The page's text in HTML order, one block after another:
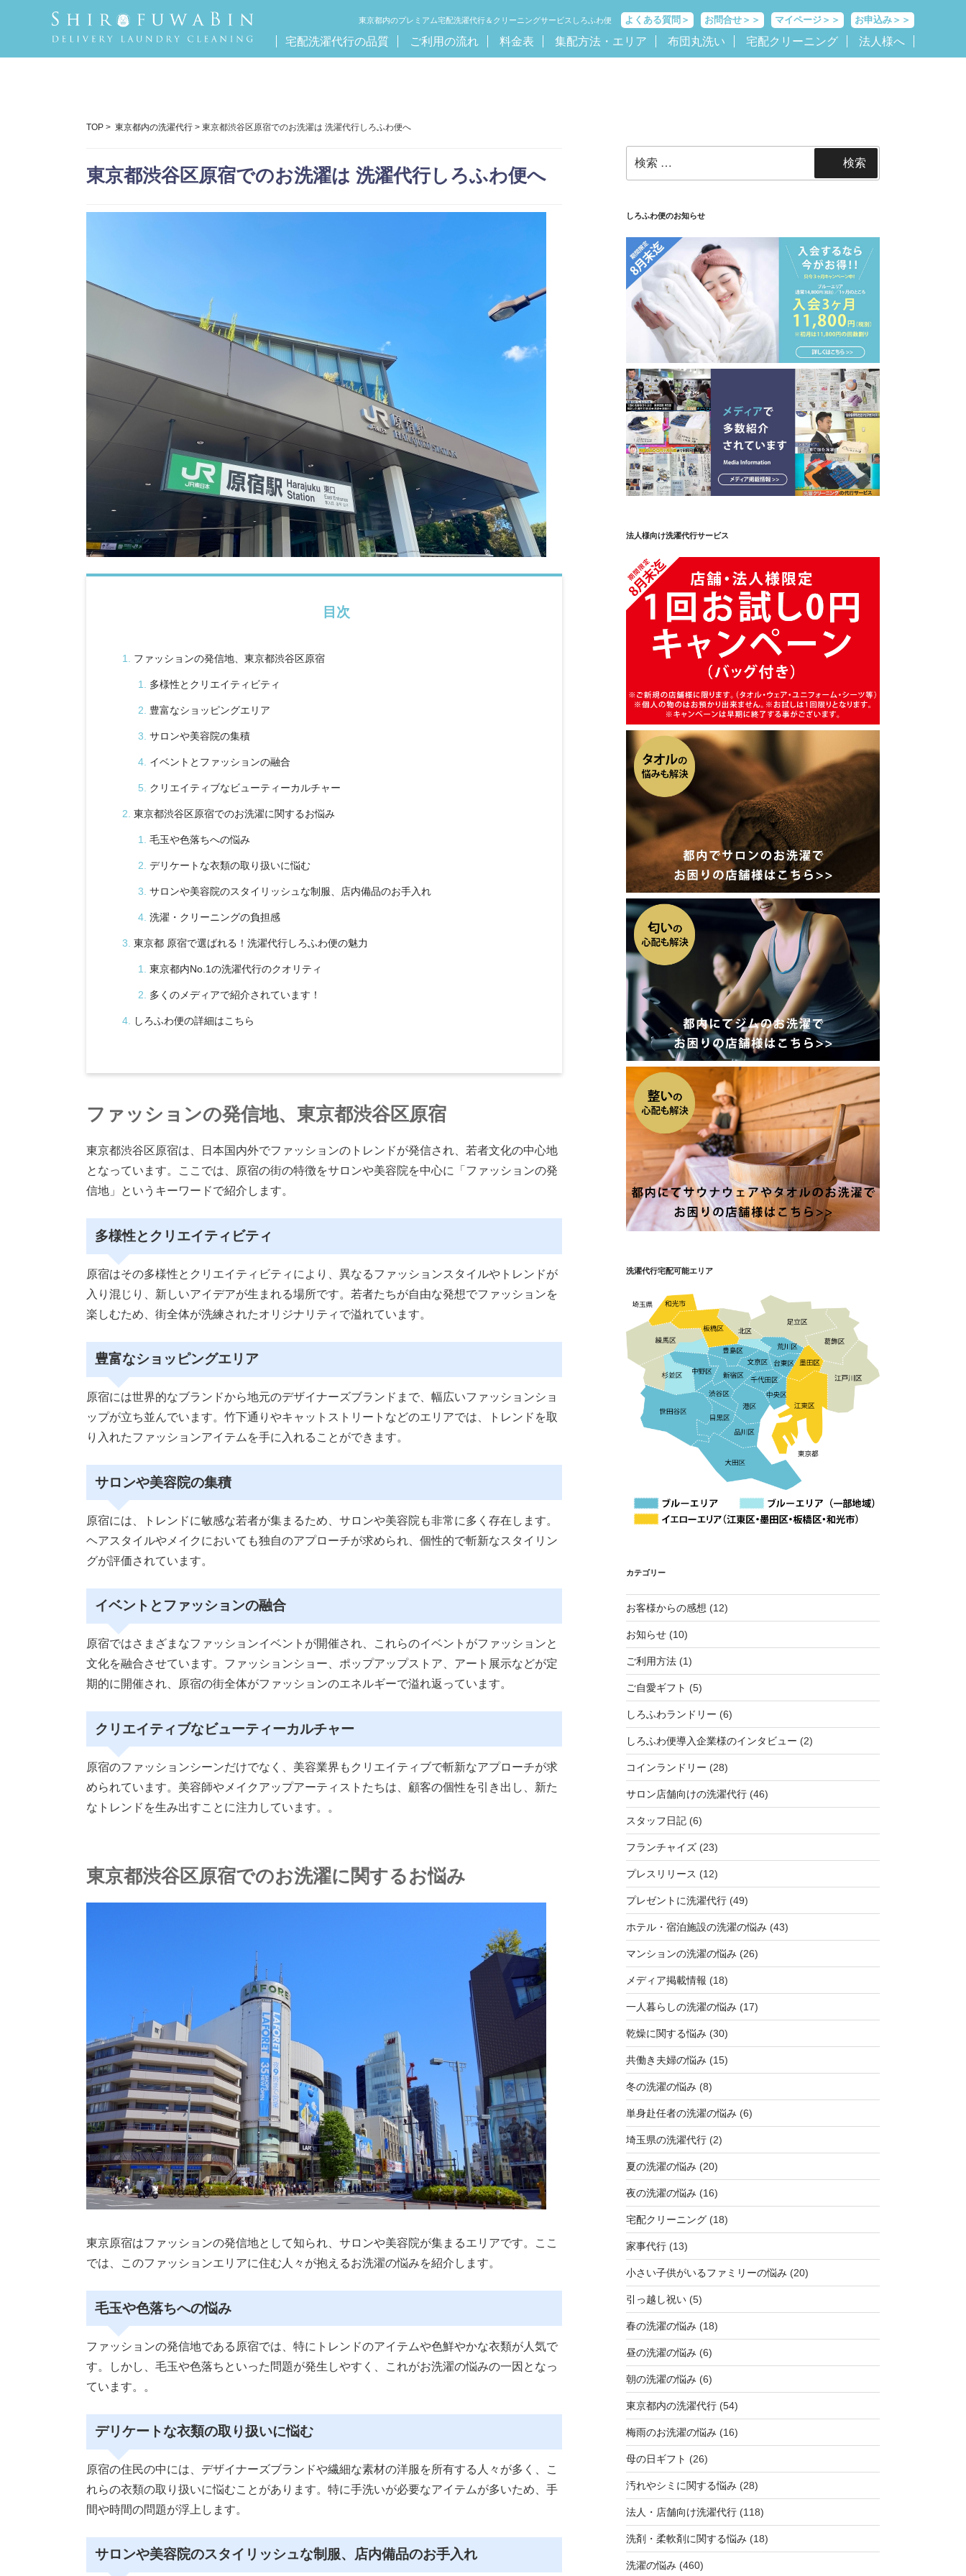
東京都内のプレミアム宅配洗濯代行＆クリーニングサービスしろふわ便 よくある質問＞ お問合せ＞＞ マイページ＞＞ お申込み＞＞
宅配洗濯代行の品質 ご利用の流れ 料金表 集配方法・エリア 布団丸洗い 宅配クリーニング 法人様へ
TOP > 東京都内の洗濯代行 > 東京都渋谷区原宿でのお洗濯は 洗濯代行しろふわ便へ
東京都渋谷区原宿でのお洗濯は 洗濯代行しろふわ便へ
目次
ファッションの発信地、東京都渋谷区原宿
多様性とクリエイティビティ
豊富なショッピングエリア
サロンや美容院の集積
イベントとファッションの融合
クリエイティブなビューティーカルチャー
東京都渋谷区原宿でのお洗濯に関するお悩み
毛玉や色落ちへの悩み
デリケートな衣類の取り扱いに悩む
サロンや美容院のスタイリッシュな制服、店内備品のお手入れ
洗濯・クリーニングの負担感
東京都 原宿で選ばれる！洗濯代行しろふわ便の魅力
東京都内No.1の洗濯代行のクオリティ
多くのメディアで紹介されています！
しろふわ便の詳細はこちら
ファッションの発信地、東京都渋谷区原宿
東京都渋谷区原宿は、日本国内外でファッションのトレンドが発信され、若者文化の中心地
となっています。ここでは、原宿の街の特徴をサロンや美容院を中心に「ファッションの発
信地」というキーワードで紹介します。
多様性とクリエイティビティ
原宿はその多様性とクリエイティビティにより、異なるファッションスタイルやトレンドが
入り混じり、新しいアイデアが生まれる場所です。若者たちが自由な発想でファッションを
楽しむため、街全体が洗練されたオリジナリティで溢れています。
豊富なショッピングエリア
原宿には世界的なブランドから地元のデザイナーズブランドまで、幅広いファッションショ
ップが立ち並んでいます。竹下通りやキャットストリートなどのエリアでは、トレンドを取
り入れたファッションアイテムを手に入れることができます。
サロンや美容院の集積
原宿には、トレンドに敏感な若者が集まるため、サロンや美容院も非常に多く存在します。
ヘアスタイルやメイクにおいても独自のアプローチが求められ、個性的で斬新なスタイリン
グが評価されています。
イベントとファッションの融合
原宿ではさまざまなファッションイベントが開催され、これらのイベントがファッションと
文化を融合させています。ファッションショー、ポップアップストア、アート展示などが定
期的に開催され、原宿の街全体がファッションのエネルギーで溢れ返っています。
クリエイティブなビューティーカルチャー
原宿のファッションシーンだけでなく、美容業界もクリエイティブで斬新なアプローチが求
められています。美容師やメイクアップアーティストたちは、顧客の個性を引き出し、新た
なトレンドを生み出すことに注力しています。。
東京都渋谷区原宿でのお洗濯に関するお悩み
東京原宿はファッションの発信地として知られ、サロンや美容院が集まるエリアです。ここ
では、このファッションエリアに住む人々が抱えるお洗濯の悩みを紹介します。
毛玉や色落ちへの悩み
ファッションの発信地である原宿では、特にトレンドのアイテムや色鮮やかな衣類が人気で
す。しかし、毛玉や色落ちといった問題が発生しやすく、これがお洗濯の悩みの一因となっ
ています。。
デリケートな衣類の取り扱いに悩む
原宿の住民の中には、デザイナーズブランドや繊細な素材の洋服を所有する人々が多く、こ
れらの衣類の取り扱いに悩むことがあります。特に手洗いが必要なアイテムが多いため、手
間や時間の問題が浮上します。
サロンや美容院のスタイリッシュな制服、店内備品のお手入れ
索:
検索
しろふわ便のお知らせ
法人様向け洗濯代行サービス
洗濯代行宅配可能エリア
カテゴリー
お客様からの感想 (12)
お知らせ(10)
ご利用方法(1)
ご自愛ギフト (5)
しろふわランドリー (6)
しろふわ便導入企業様のインタビュー (2)
コインランドリー (28)
サロン店舗向けの洗濯代行(46)
スタッフ日記(6)
フランチャイズ(23)
プレスリリース (12)
プレゼントに洗濯代行(49)
ホテル・宿泊施設の洗濯の悩み (43)
マンションの洗濯の悩み (26)
メディア掲載情報 (18)
一人暮らしの洗濯の悩み (17)
乾燥に関する悩み (30)
共働き夫婦の悩み (15)
冬の洗濯の悩み (8)
単身赴任者の洗濯の悩み (6)
埼玉県の洗濯代行(2)
夏の洗濯の悩み (20)
夜の洗濯の悩み (16)
宅配クリーニング(18)
家事代行(13)
小さい子供がいるファミリーの悩み (20)
引っ越し祝い(5)
春の洗濯の悩み (18)
昼の洗濯の悩み (6)
朝の洗濯の悩み (6)
東京都内の洗濯代行(54)
梅雨のお洗濯の悩み (16)
母の日ギフト (26)
汚れやシミに関する悩み (28)
法人・店舗向け洗濯代行(118)
洗剤・柔軟剤に関する悩み (18)
洗濯の悩み (460)